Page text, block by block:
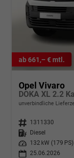
ab 661,– € mtl.
Opel Vivaro
DOKA XL 2.2
unverbindliche
Fahrzeugnr. 1311330
Kraftstoff
Diesel
Leistung
132 kW (179 PS)
25.06.2026